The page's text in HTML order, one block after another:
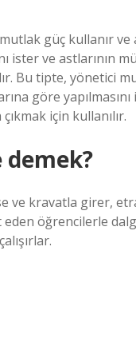
güç kullanır ve
ister ve astlarının
Bu tipte, yönetici
göre
için kullanılır.
ve kravatla girer,
öğrencilerle